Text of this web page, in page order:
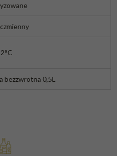
bezzwrotna 0,5L